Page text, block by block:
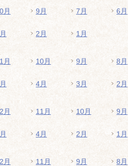
月 9月 7月 6月
2月 1月
月 10月 9月 8月
4月 3月 2月
月 11月 10月 9月
4月 2月 1月
月 11月 9月 8月